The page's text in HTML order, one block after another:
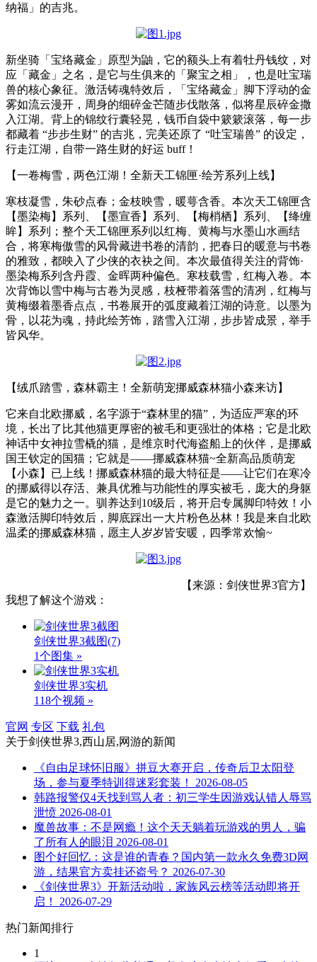
纳福」的吉兆。
新坐骑「宝络藏金」原型为鼬，它的额头上有着牡丹钱纹，对
应「藏金」之名，是它与生俱来的「聚宝之相」，也是吐宝瑞
兽的核心象征。激活铸魂特效后，「宝络藏金」脚下浮动的金
雾如流云漫开，周身的细碎金芒随步伐散落，似将星辰碎金撒
入江湖。背上的锦纹行囊轻晃，钱币自袋中簌簌滚落，每一步
都藏着 “步步生财” 的吉兆，完美还原了 “吐宝瑞兽” 的设定，
行走江湖，自带一路生财的好运 buff！
【一卷梅雪，两色江湖！全新天工锦匣·绘芳系列上线】
寒枝凝雪，朱砂点春；金枝映雪，暖萼含香。本次天工锦匣含
【墨染梅】系列、【墨宣香】系列、【梅梢栖】系列、【绛缠
眸】系列；整个天工锦匣系列以红梅、黄梅与水墨山水画结
合，将寒梅傲雪的风骨藏进书卷的清韵，把春日的暖意与书卷
的雅致，都映入了少侠的衣袂之间。本次最值得关注的背饰·
墨染梅系列含丹霞、金晖两种偏色。寒枝载雪，红梅入卷。本
次背饰以雪中梅与古卷为灵感，枝桠带着落雪的清冽，红梅与
黄梅缀着墨香点点，书卷展开的弧度藏着江湖的诗意。以墨为
骨，以花为魂，持此绘芳饰，踏雪入江湖，步步皆成景，举手
皆风华。
【绒爪踏雪，森林霸主！全新萌宠挪威森林猫小森来访】
它来自北欧挪威，名字源于“森林里的猫”，为适应严寒的环
境，长出了比其他猫更厚密的被毛和更强壮的体格；它是北欧
神话中女神拉雪橇的猫，是维京时代海盗船上的伙伴，是挪威
国王钦定的国猫；它就是——挪威森林猫~全新高品质萌宠
【小森】已上线！挪威森林猫的最大特征是——让它们在寒冷
的挪威得以存活、兼具优雅与功能性的厚实被毛，庞大的身躯
是它的魅力之一。驯养达到10级后，将开启专属脚印特效！小
森激活脚印特效后，脚底踩出一大片粉色丛林！我是来自北欧
温柔的挪威森林猫，愿主人岁岁皆安暖，四季常欢愉~
【来源：剑侠世界3官方】
我想了解这个游戏：
剑侠世界3截图(7)
1个图集 »
剑侠世界3实机
118个视频 »
官网 专区 下载 礼包
关于剑侠世界3,西山居,网游的新闻
《自由足球怀旧服》拼豆大赛开启，传奇后卫太阳登
场，参与夏季特训得迷彩套装！
2026-08-05
韩路报警仅4天找到骂人者：初三学生因游戏认错人辱骂
泄愤 2026-08-01
魔兽故事：不是网瘾！这个天天躺着玩游戏的男人，骗
了所有人的眼泪 2026-08-01
图个好回忆：这是谁的青春？国内第一款永久免费3D网
游，结果官方卖挂还盗号？ 2026-07-30
《剑侠世界3》开新活动啦，家族风云榜等活动即将开
启！
2026-07-29
热门新闻排行
1